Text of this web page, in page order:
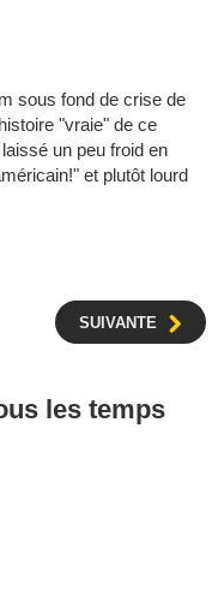
sous fond de crise de
"vraie" de ce
un peu froid en
et plutôt lourd
SUIVANTE
les temps